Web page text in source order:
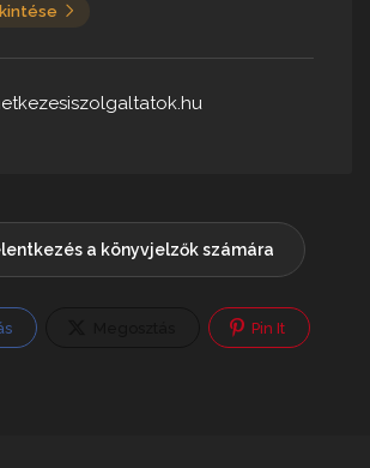
a könyvjelzők számára
Pin It